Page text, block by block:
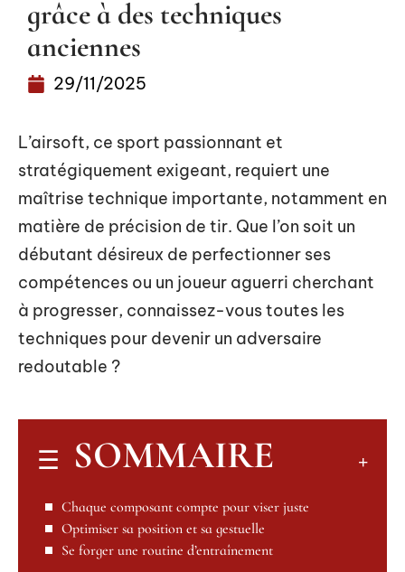
grâce à des techniques
anciennes
29/11/2025
L’airsoft, ce sport passionnant et
stratégiquement exigeant, requiert une
maîtrise technique importante, notamment en
matière de précision de tir. Que l’on soit un
débutant désireux de perfectionner ses
compétences ou un joueur aguerri cherchant
à progresser, connaissez-vous toutes les
techniques pour devenir un adversaire
redoutable ?
SOMMAIRE
Chaque composant compte pour viser juste
Optimiser sa position et sa gestuelle
Se forger une routine d’entraînement